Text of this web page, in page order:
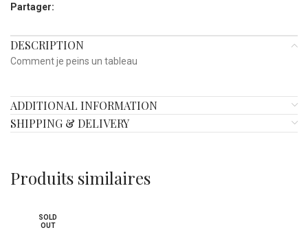
Partager:
DESCRIPTION
Comment je peins un tableau
ADDITIONAL INFORMATION
SHIPPING & DELIVERY
Produits similaires
SOLD
OUT